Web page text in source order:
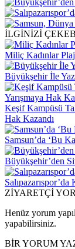
İLGİNİZİ
Miliç Kadınlar
Büyükşehir İle
Keşif Kampüsü
Hak Kazandı
Samsun’da ‘Bu
Büyükşehir’den
ZİYARETÇİ
Henüz yorum
yapabilirsiniz.
BİR YORUM